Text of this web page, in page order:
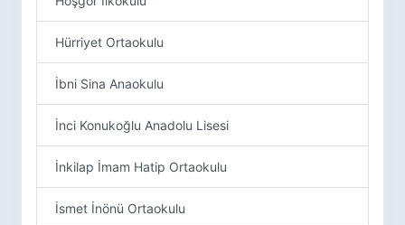
Hürriyet Ortaokulu
İbni Sina Anaokulu
İnci Konukoğlu Anadolu Lisesi
İnkilap İmam Hatip Ortaokulu
İsmet İnönü Ortaokulu